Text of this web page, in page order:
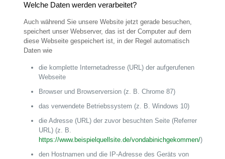
Welche Daten werden verarbeitet?
Auch während Sie unsere Website jetzt gerade besuchen,
speichert unser Webserver, das ist der Computer auf dem
diese Webseite gespeichert ist, in der Regel automatisch
Daten wie
die komplette Internetadresse (URL) der aufgerufenen
Webseite
Browser und Browserversion (z. B. Chrome 87)
das verwendete Betriebssystem (z. B. Windows 10)
die Adresse (URL) der zuvor besuchten Seite (Referrer
URL) (z. B.
https://www.beispielquellsite.de/vondabinichgekommen/)
den Hostnamen und die IP-Adresse des Geräts von